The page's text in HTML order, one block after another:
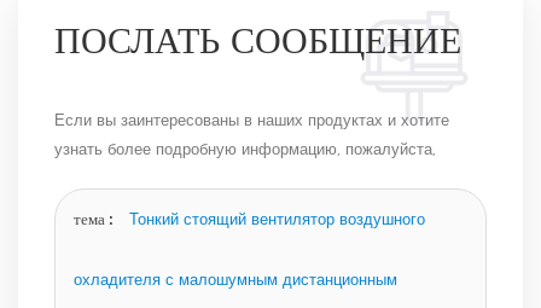
ПОСЛАТЬ СООБЩЕНИЕ
Если вы заинтересованы в наших продуктах и ​​хотите
узнать более подробную информацию, пожалуйста,
только сможем.
тема : Тонкий стоящий вентилятор воздушного
охладителя с малошумным дистанционным